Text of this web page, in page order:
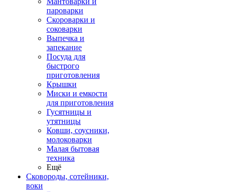
пароварки
Скороварки и
соковарки
Выпечка и
запекание
Посуда для
быстрого
приготовления
Крышки
Миски и емкости
для приготовления
Гусятницы и
утятницы
Ковши, соусники,
молоковарки
Малая бытовая
техника
Ещё
Сковороды, сотейники,
воки